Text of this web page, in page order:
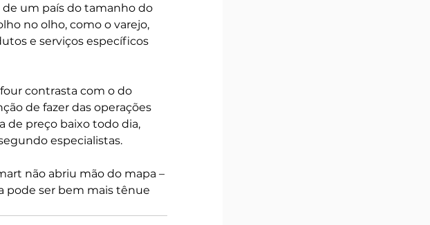
de um país do tamanho do
no olho, como o varejo,
e serviços específicos
contrasta com o do
de fazer das operações
de preço baixo todo dia,
especialistas.
não abriu mão do mapa –
pode ser bem mais tênue